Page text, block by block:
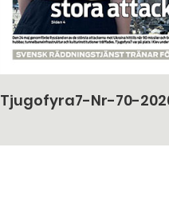
Tjugofyra7-Nr-70-